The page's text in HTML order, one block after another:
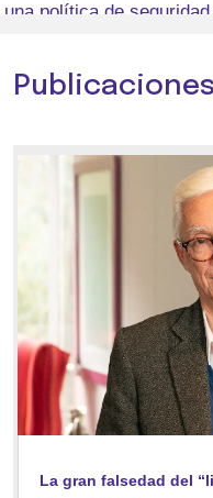
una política de
La gran falsedad del